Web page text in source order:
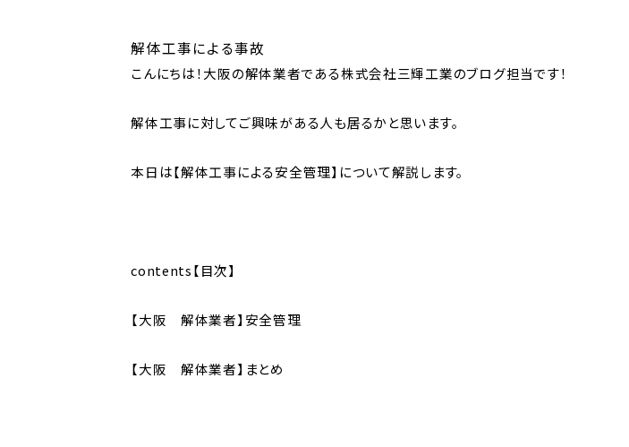
解体工事による事故
こんにちは！大阪の解体業者である株式会社三輝工業のブログ担当です！
解体工事に対してご興味がある人も居るかと思います。
本日は【解体工事による安全管理】について解説します。
contents【目次】
【大阪 解体業者】安全管理
【大阪 解体業者】まとめ